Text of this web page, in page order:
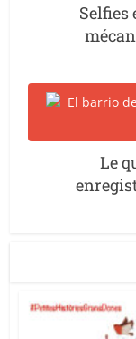
Selfies
Le